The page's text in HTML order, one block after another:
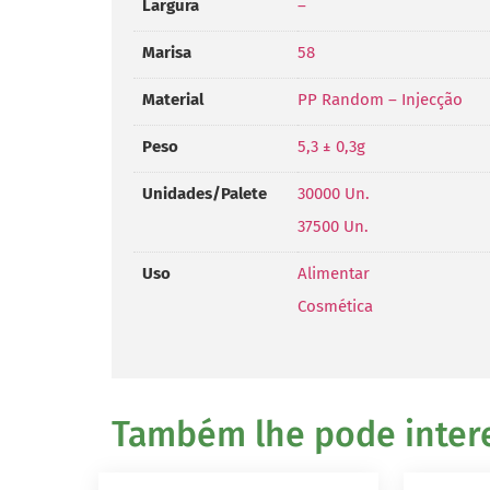
Largura –
Marisa 58
Material PP Random – Injecção
Peso 5,3 ± 0,3g
Unidades/Palete
30000 Un.
37500 Un.
Uso
Alimentar
Cosmética
Também lhe pode